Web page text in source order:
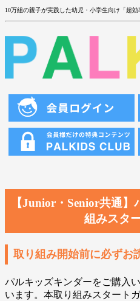
10万組の親子が実践した幼児・小学生向け「超
【Junior・Senior共通
組みスタ
取り組み開始前に必ずお
パルキッズキンダーをご購入
います。本取り組みスタート